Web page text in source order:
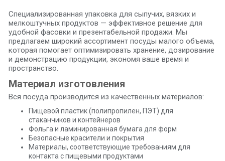
Специализированная упаковка для сыпучих, вязких и
мелкоштучных продуктов — эффективное решение для
удобной фасовки и презентабельной продажи. Мы
предлагаем широкий ассортимент посуды малого объема,
которая помогает оптимизировать хранение, дозирование
и демонстрацию продукции, экономя ваше время и
пространство.
Материал изготовления
Вся посуда производится из качественных материалов:
Пищевой пластик (полипропилен, ПЭТ) для
стаканчиков и контейнеров
Фольга и ламинированная бумага для форм
Безопасные красители и покрытия
Материалы, соответствующие требованиям для
контакта с пищевыми продуктами